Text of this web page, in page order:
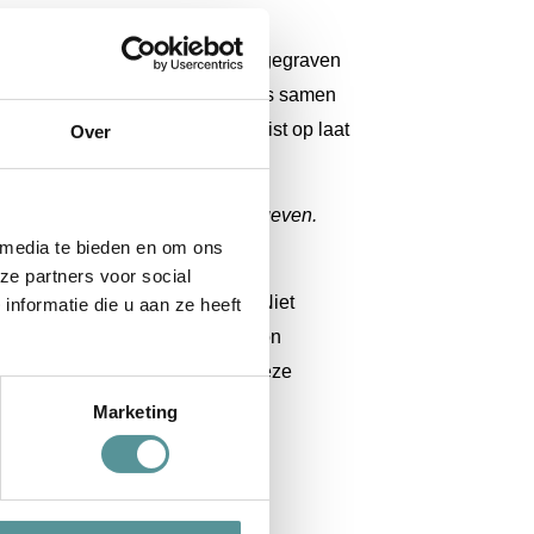
Over
te bieden en om ons
partners voor social
die u aan ze heeft
Marketing
een familiegraf, waar dieper gegraven
zou zijn, zodat vader en zoons samen
waar je gewoonlijk een kist op laat
de regie uit handen moeten geven.
schuur, zelf in elkaar gezet. Niet
dat dit gezin de begrafenis kon
Het bracht wat warmte op deze